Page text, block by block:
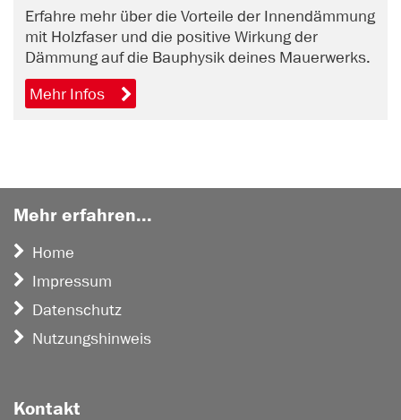
Erfahre mehr über die Vorteile der Innendämmung
mit Holzfaser und die positive Wirkung der
Dämmung auf die Bauphysik deines Mauerwerks.
Mehr Infos
Mehr erfahren...
Home
Impressum
Datenschutz
Nutzungshinweis
Kontakt